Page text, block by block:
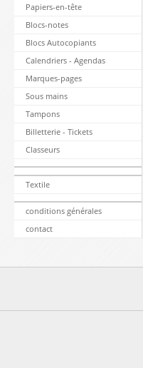
Papiers-en-tête
Blocs-notes
Blocs Autocopiants
Calendriers - Agendas
Marques-pages
Sous mains
Tampons
Billetterie - Tickets
Classeurs
Textile
conditions générales
contact